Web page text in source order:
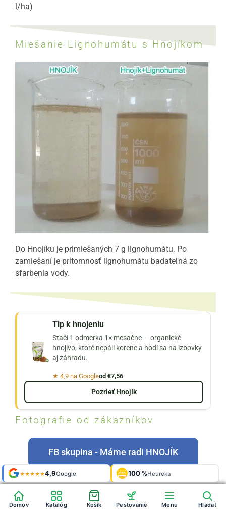
l/ha)
Miešanie Lignohumátu s Hnojíkom
Do Hnojíku je primiešaných 7 g lignohumátu. Po
zamiešaní je prítomnosť lignohumátu badateľná zo
sfarbenia vody.
Tip k hnojeniu
Stačí 1 odmerka 1× mesačne — organické
hnojivo, ktoré nepáli korene a hodí sa na izbovky
aj záhradu.
★ 4,9 na Googleod €7,56
Pozrieť Hnojík
Fotografie od zákazníkov
FB skupina - Máme radi HNOJÍK
★★★★★4,9Google OVĚŘENO
ZÁKAZNÍKY
Heureka 100 %Heureka
Shop roku'24 + '25 Galerie925 fotek
Domov Katalóg Košík Pestovanie Menu Hľadať
★★★★★4,9Google OVĚŘENO
ZÁKAZNÍKY
Heureka 100 %Heureka
Shop roku'24 + '25 Galerie925 fotek
Domov Katalóg Košík Pestovanie Menu Hľadať